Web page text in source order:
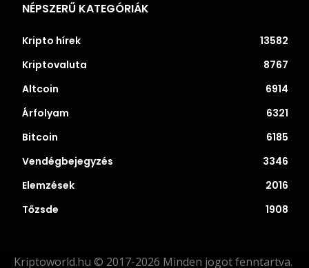
NÉPSZERŰ KATEGÓRIÁK
Kripto hírek
13582
Kriptovaluta
8767
Altcoin
6914
Árfolyam
6321
Bitcoin
6185
Vendégbejegyzés
3346
Elemzések
2016
Tőzsde
1908
Kriptoworld.hu © 2017-2026 Minden jogot fenntartva.